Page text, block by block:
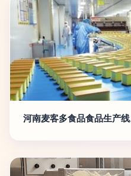
河南麦客多食品食品生产线